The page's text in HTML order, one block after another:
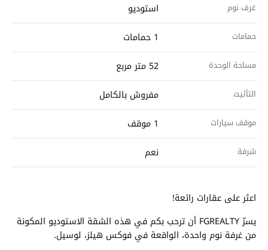
غرف نوم استوديو
حمامات 1 حمامات
مساحة الوحدة 52 متر مربع
التأثيث مفروش بالكامل
موقف سيارات 1 موقف
شرفة نعم
اعثر على عقارات رائعة!
يسرّ FGREALTY أن ترحب بكم في هذه الشقة الاستوديو المكونة
من غرفة نوم واحدة، الواقعة في فوكس هيلز، لوسيل.